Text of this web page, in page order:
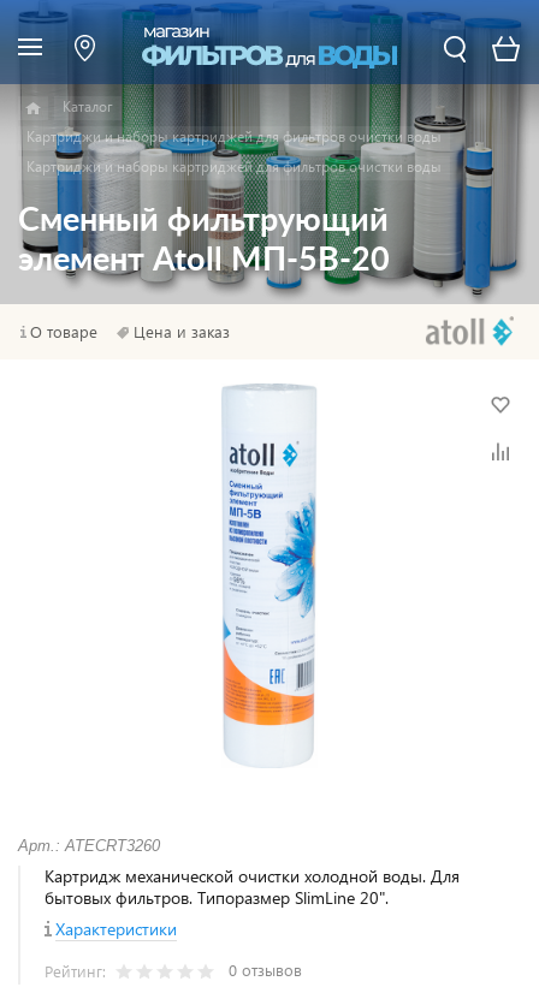
Каталог
Картриджи и наборы картриджей для фильтров очистки воды
Картриджи и наборы картриджей для фильтров очистки воды
Сменный фильтрующий
элемент Atoll МП-5В-20
О товаре Цена и заказ
Арт.: ATECRT3260
Картридж механической очистки холодной воды. Для
бытовых фильтров. Типоразмер SlimLine 20".
Характеристики
Рейтинг: 0 отзывов